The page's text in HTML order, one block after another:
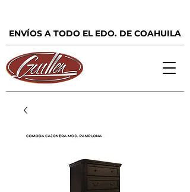
ENVÍOS A TODO EL EDO. DE COAHUILA